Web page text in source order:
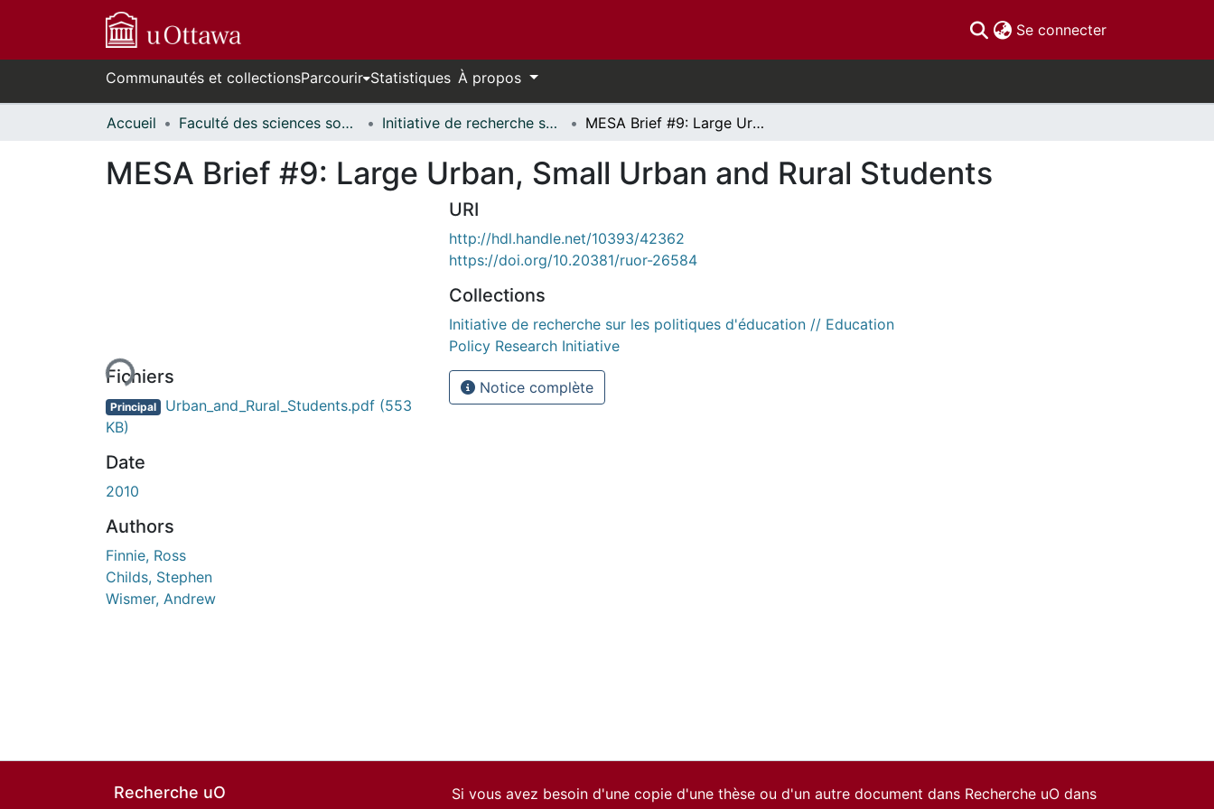
Se connecter(current)
Communautés et collectionsParcourir Statistiques À propos
Accueil Faculté des sciences sociales // Faculty of Social Sciences Initiative de recherche sur les politiques d'éducation // Education Policy Research Initiative MESA Brief #9: Large Urban, Small Urban and Rural Students
MESA Brief #9: Large Urban, Small Urban and Rural Students
de chargement...Fichiers
Principal Urban_and_Rural_Students.pdf (553
KB)
Date
2010
Authors
Finnie, Ross
Childs, Stephen
Wismer, Andrew
URI
http://hdl.handle.net/10393/42362
https://doi.org/10.20381/ruor-26584
Collections
Initiative de recherche sur les politiques d'éducation // Education
Policy Research Initiative
Notice complète
Recherche uO
Si vous avez besoin d'une copie d'une thèse ou d'un autre document dans Recherche uO dans